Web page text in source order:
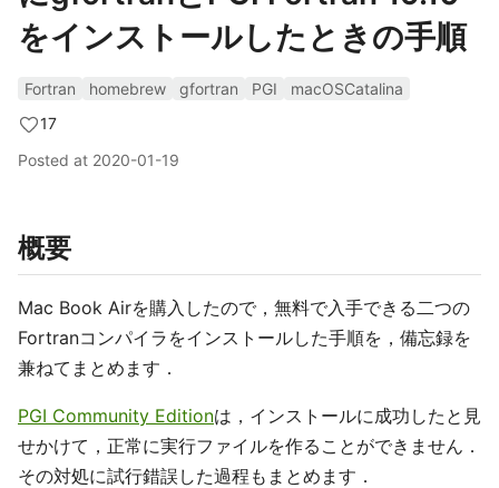
をインストールしたときの手順
Fortran homebrew gfortran PGI
macOSCatalina
17
Posted at 2020-01-19
概要
Mac Book Airを購入したので，無料で入手できる二つの
Fortranコンパイラをインストールした手順を，備忘録を
兼ねてまとめます．
PGI Community Editionは，インストールに成功したと見
せかけて，正常に実行ファイルを作ることができません．
その対処に試行錯誤した過程もまとめます．